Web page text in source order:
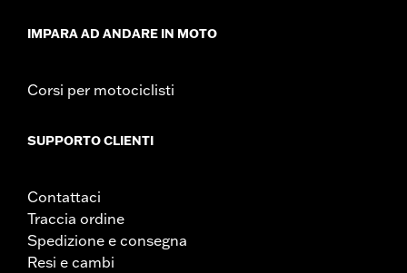
IMPARA AD ANDARE IN MOTO
Corsi per motociclisti
SUPPORTO CLIENTI
Contattaci
Traccia ordine
Spedizione e consegna
Resi e cambi